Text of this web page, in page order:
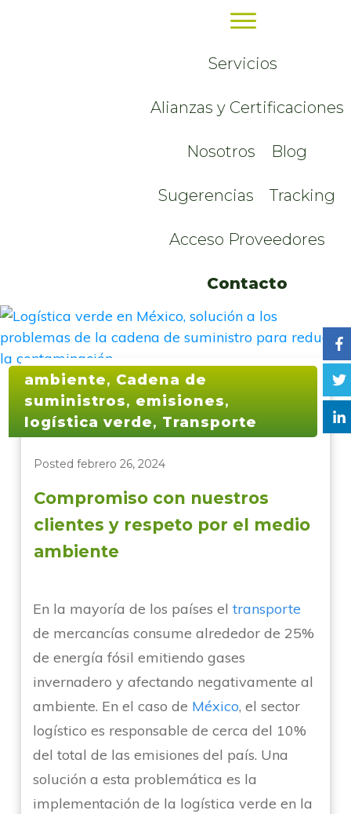
Servicios
Alianzas y Certificaciones
Nosotros Blog
Sugerencias Tracking
Acceso Proveedores
Contacto
ambiente, Cadena de
suministros, emisiones,
logística verde, Transporte
Postedfebrero 26, 2024
Compromiso con nuestros
clientes y respeto por el medio
ambiente
En la mayoría de los países el transporte
de mercancías consume alrededor de 25%
de energía fósil emitiendo gases
invernadero y afectando negativamente al
ambiente. En el caso de México, el sector
logístico es responsable de cerca del 10%
del total de las emisiones del país. Una
solución a esta problemática es la
implementación de la logística verde en la